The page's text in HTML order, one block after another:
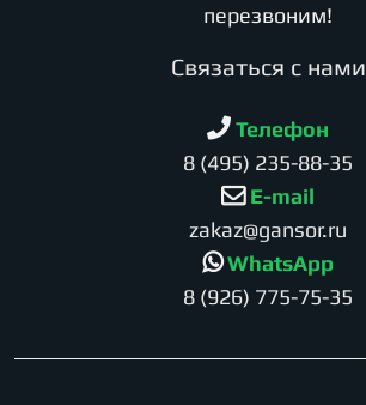
перезвоним!
Cвязаться с нами
Телефон
8 (495) 235-88-35
E-mail
zakaz@gansor.ru
WhatsApp
8 (926) 775-75-35